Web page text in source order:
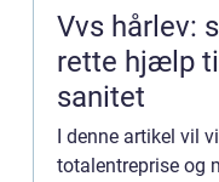
Vvs hårlev:
rette hjælp
sanitet
I denne artikel vil
totalentreprise og